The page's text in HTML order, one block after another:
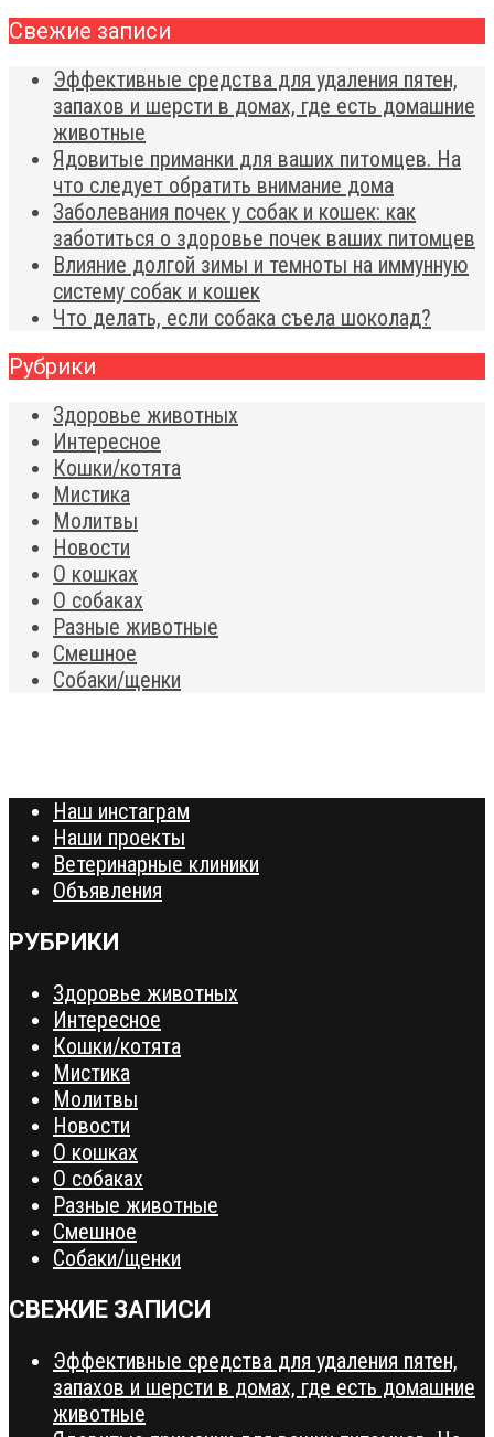
Свежие записи
Эффективные средства для удаления пятен,
запахов и шерсти в домах, где есть домашние
животные
Ядовитые приманки для ваших питомцев. На
что следует обратить внимание дома
Заболевания почек у собак и кошек: как
заботиться о здоровье почек ваших питомцев
Влияние долгой зимы и темноты на иммунную
систему собак и кошек
Что делать, если собака съела шоколад?
Рубрики
Здоровье животных
Интересное
Кошки/котята
Мистика
Молитвы
Новости
О кошках
О собаках
Разные животные
Смешное
Собаки/щенки
Наш инстаграм
Наши проекты
Ветеринарные клиники
Объявления
РУБРИКИ
Здоровье животных
Интересное
Кошки/котята
Мистика
Молитвы
Новости
О кошках
О собаках
Разные животные
Смешное
Собаки/щенки
СВЕЖИЕ ЗАПИСИ
Эффективные средства для удаления пятен,
запахов и шерсти в домах, где есть домашние
животные